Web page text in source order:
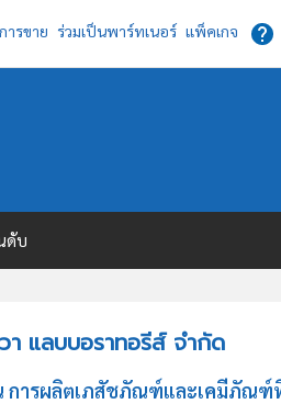
ารขาย ร่วมเป็นพาร์ทเนอร์ แพ็คเกจ
ดับ
า แลบบอราทอรีส์ จำกัด
การผลิตเภสัชภัณฑ์และเคมีภัณฑ์